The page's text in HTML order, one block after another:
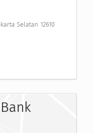
Selatan 12610